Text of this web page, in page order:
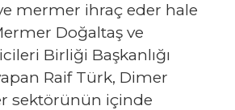
mermer ihraç eder hale
Doğaltaş ve
Birliği Başkanlığı
Raif Türk, Dimer
sektörünün içinde